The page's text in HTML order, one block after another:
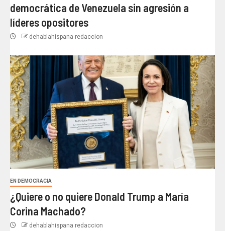
democrática de Venezuela sin agresión a
líderes opositores
dehablahispana redaccion
EN DEMOCRACIA
¿Quiere o no quiere Donald Trump a María
Corina Machado?
dehablahispana redaccion